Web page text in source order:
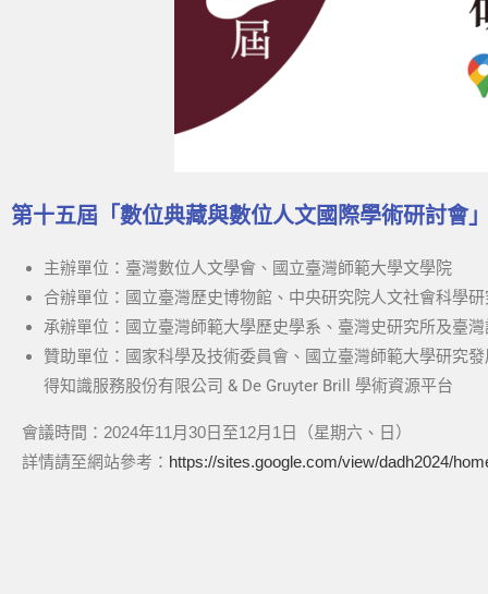
第十五屆「數位典藏與數位人文國際學術研討會
主辦單位：臺灣數位人文學會、國立臺灣師範大學文學院
合辦單位：國立臺灣歷史博物館、中央研究院人文社會科學
承辦單位：國立臺灣師範大學歷史學系、臺灣史研究所及臺
贊助單位：國家科學及技術委員會、國立臺灣師範大學研究
得知識服務股份有限公司 & De Gruyter Brill 學術資源平台
會議時間：2024年11月30日至12月1日（星期六、日）
詳情請至網站參考： https://sites.google.com/view/dadh2024/